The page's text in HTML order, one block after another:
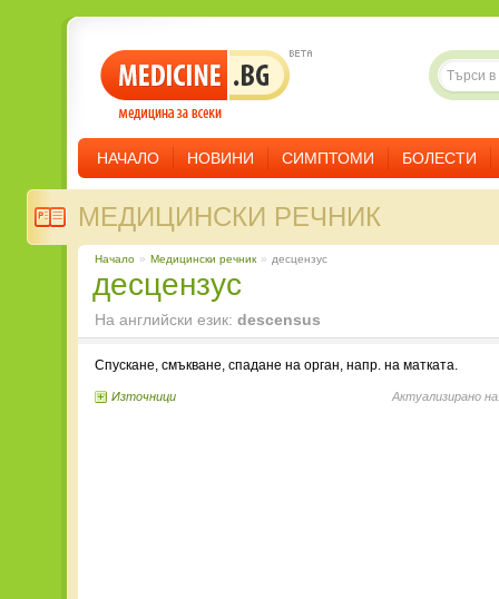
НАЧАЛО НОВИНИ СИМПТОМИ БОЛЕСТИ
МЕДИЦИНСКИ РЕЧНИК
Начало » Медицински речник » десцензус
десцензус
На английски език: descensus
Спускане, смъкване, спадане на орган, напр. на матката.
Източници Актуализирано